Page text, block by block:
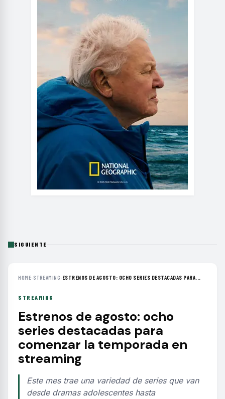
SIGUIENTE
HOME› STREAMING› ESTRENOS DE AGOSTO: OCHO SERIES DESTACADAS PARA...
STREAMING
Estrenos de agosto: ocho
series destacadas para
comenzar la temporada en
streaming
Este mes trae una variedad de series que van
desde dramas adolescentes hasta